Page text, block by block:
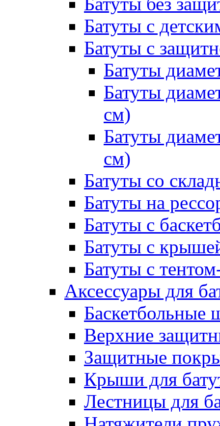
Батуты с
Батуты с
Батуты
Батуты
см)
Батуты
см)
Батуты со
Батуты на
Батуты с
Батуты с
Батуты с
Аксессуары для
Баскетбольные
Верхние
Защитные
Крыши для
Лестницы для